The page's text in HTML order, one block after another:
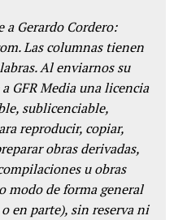
a Gerardo Cordero:
Las columnas tienen
Al enviarnos su
GFR Media una licencia
sublicenciable,
reproducir, copiar,
obras derivadas,
u obras
modo de forma general
en parte), sin reserva ni